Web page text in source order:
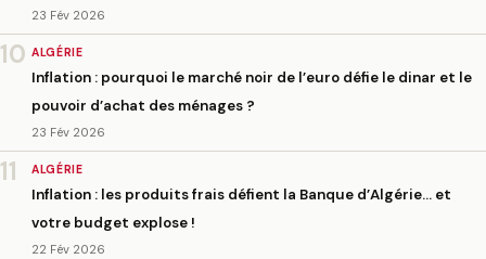
23 Fév 2026
10 ALGÉRIE
Inflation : pourquoi le marché noir de l’euro défie le dinar et le
pouvoir d’achat des ménages ?
23 Fév 2026
11 ALGÉRIE
Inflation : les produits frais défient la Banque d’Algérie… et
votre budget explose !
22 Fév 2026